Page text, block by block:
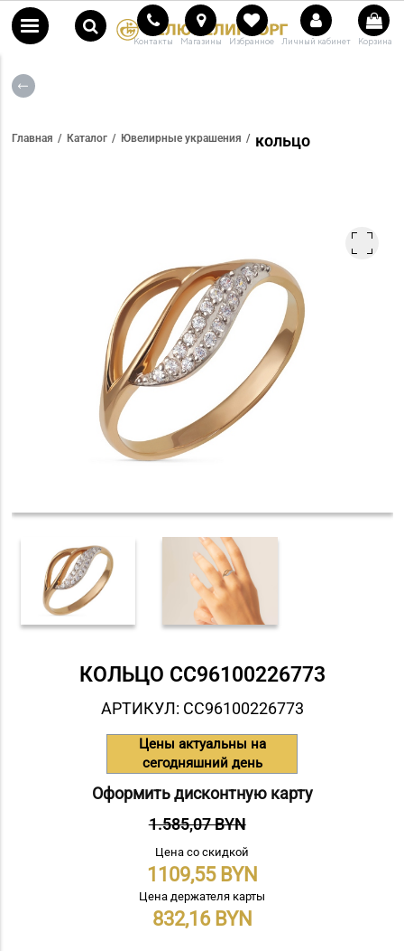
Контакты Магазины Избранное Личный кабинет Корзина
Главная Каталог Ювелирные украшения кольцо
КОЛЬЦО СC96100226773
АРТИКУЛ: СC96100226773
Цены актуальны на
сегодняшний день
Оформить дисконтную карту
1.585,07 BYN
Цена со скидкой
1109,55
Цена держателя карты
832,16